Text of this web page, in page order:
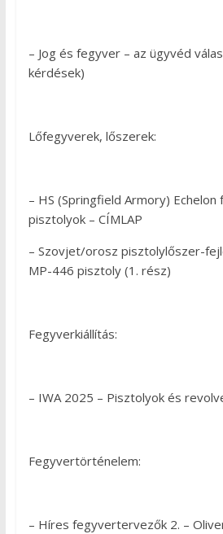
– Jog és fegyver – az ügyvéd
kérdések)
Lőfegyverek, lőszerek:
– HS (Springfield Armory) Echelon
pisztolyok – CÍMLAP
– Szovjet/orosz pisztolylőszer-
MP-446 pisztoly (1. rész)
Fegyverkiállítás:
– IWA 2025 – Pisztolyok és
Fegyvertörténelem:
– Híres fegyvertervezők 2. –